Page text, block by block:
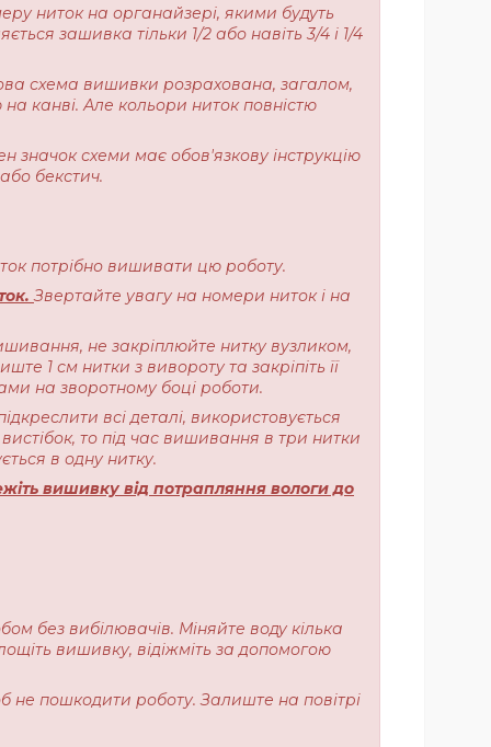
ниток на органайзері, якими будуть
зашивка тільки 1/2 або навіть 3/4 і 1/4
схема вишивки розрахована, загалом,
канві. Але кольори ниток повністю
значок схеми має обов'язкову інструкцію
бекстич.
потрібно вишивати цю роботу.
Звертайте увагу на номери ниток і на
не закріплюйте нитку вузликом,
1 см нитки з вивороту та закріпіть її
на зворотному боці роботи.
всі деталі, використовується
то під час вишивання в три нитки
в одну нитку.
вишивку від потрапляння вологи до
без вибілювачів. Міняйте воду кілька
вишивку, відіжміть за допомогою
не пошкодити роботу. Залиште на повітрі